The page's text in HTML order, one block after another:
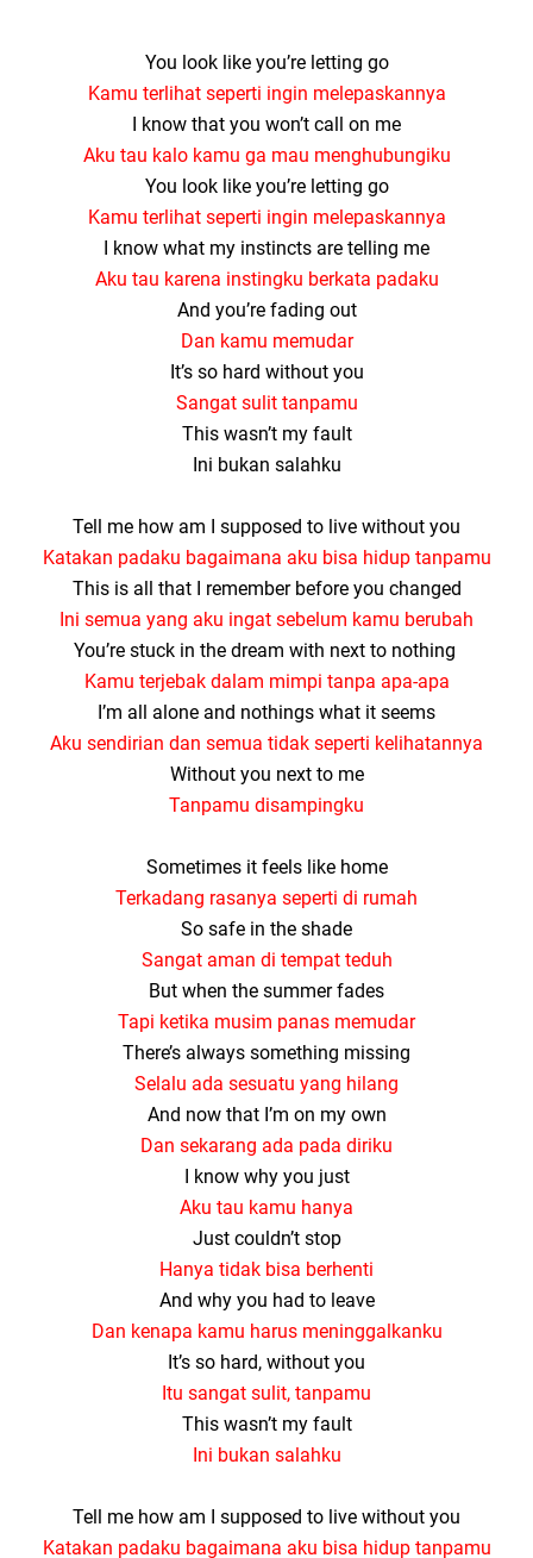
You look like you’re letting go
Kamu terlihat seperti ingin melepaskannya
I know that you won’t call on me
Aku tau kalo kamu ga mau menghubungiku
You look like you’re letting go
Kamu terlihat seperti ingin melepaskannya
I know what my instincts are telling me
Aku tau karena instingku berkata padaku
And you’re fading out
Dan kamu memudar
It’s so hard without you
Sangat sulit tanpamu
This wasn’t my fault
Ini bukan salahku
Tell me how am I supposed to live without you
Katakan padaku bagaimana aku bisa hidup tanpamu
This is all that I remember before you changed
Ini semua yang aku ingat sebelum kamu berubah
You’re stuck in the dream with next to nothing
Kamu terjebak dalam mimpi tanpa apa-apa
I’m all alone and nothings what it seems
Aku sendirian dan semua tidak seperti kelihatannya
Without you next to me
Tanpamu disampingku
Sometimes it feels like home
Terkadang rasanya seperti di rumah
So safe in the shade
Sangat aman di tempat teduh
But when the summer fades
Tapi ketika musim panas memudar
There’s always something missing
Selalu ada sesuatu yang hilang
And now that I’m on my own
Dan sekarang ada pada diriku
I know why you just
Aku tau kamu hanya
Just couldn’t stop
Hanya tidak bisa berhenti
And why you had to leave
Dan kenapa kamu harus meninggalkanku
It’s so hard, without you
Itu sangat sulit, tanpamu
This wasn’t my fault
Ini bukan salahku
Tell me how am I supposed to live without you
Katakan padaku bagaimana aku bisa hidup tanpamu